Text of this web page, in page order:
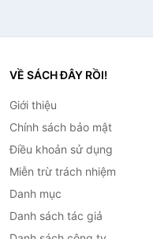
VỀ SÁCH ĐÂY RỒI!
Giới thiệu
Chính sách bảo mật
Điều khoản sử dụng
Miễn trừ trách nhiệm
Danh mục
Danh sách tác giả